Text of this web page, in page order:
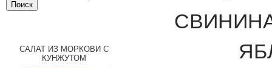
САЛАТ ИЗ МОРКОВИ С
КУНЖУТОМ